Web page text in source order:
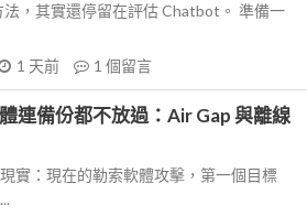
，其實還停留在評估 Chatbot。 準備一
1 天前 1 個留言
連備份都不放過：Air Gap 與離線
實：現在的勒索軟體攻擊，第一個目標